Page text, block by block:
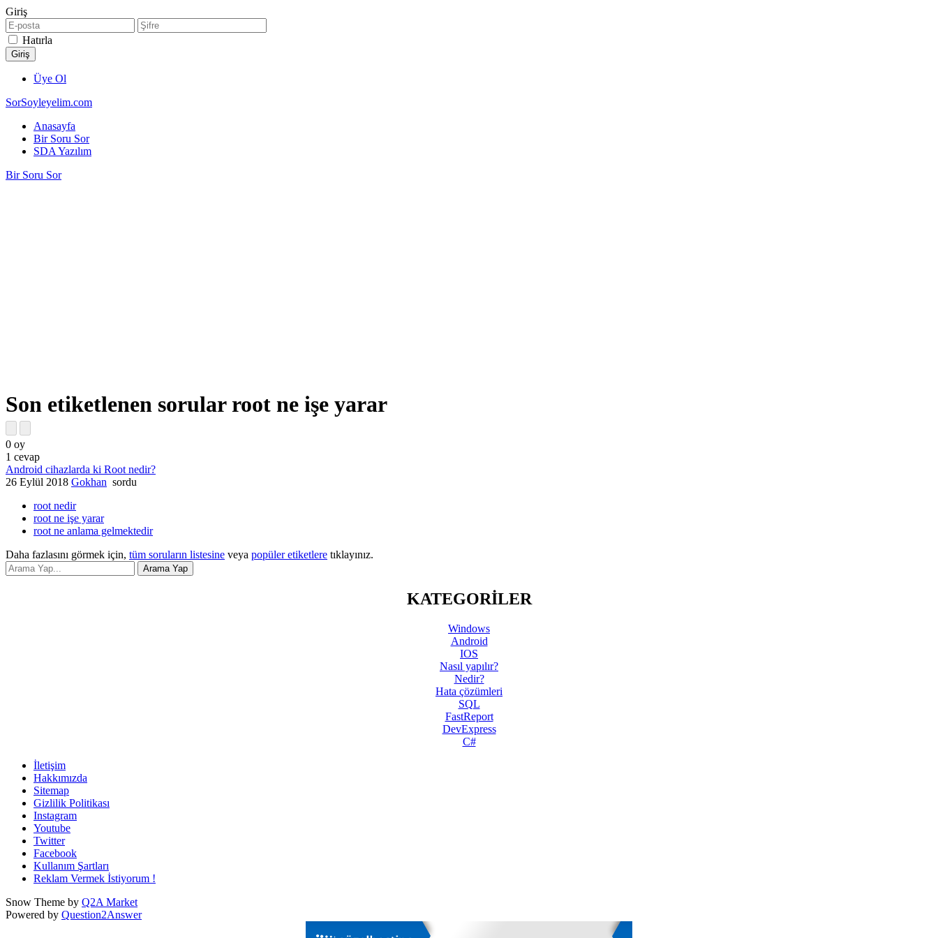
Giriş
Hatırla
Üye Ol
SorSoyleyelim.com
Anasayfa
Bir Soru Sor
SDA Yazılım
Bir Soru Sor
Son etiketlenen sorular root ne işe yarar
0 oy
1 cevap
Android cihazlarda ki Root nedir?
26 Eylül 2018 Gokhan sordu
root nedir
root ne işe yarar
root ne anlama gelmektedir
Daha fazlasını görmek için, tüm soruların listesine veya popüler etiketlere tıklayınız.
KATEGORİLER
Windows
Android
IOS
Nasıl yapılır?
Nedir?
Hata çözümleri
SQL
FastReport
DevExpress
C#
İletişim
Hakkımızda
Sitemap
Gizlilik Politikası
Instagram
Youtube
Twitter
Facebook
Kullanım Şartları
Reklam Vermek İstiyorum !
Snow Theme by Q2A Market
Powered by Question2Answer